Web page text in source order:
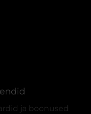
ja boonused